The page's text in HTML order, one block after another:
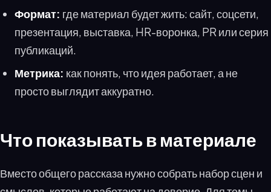
Формат: где материал будет жить: сайт, соцсети,
презентация, выставка, HR-воронка, PR или серия
публикаций.
Метрика: как понять, что идея работает, а не
просто выглядит аккуратно.
Что показывать в материале
Вместо общего рассказа нужно собрать набор сцен и